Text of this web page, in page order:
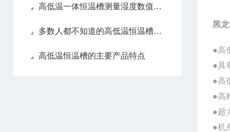
高低温一体恒温槽测量湿度数值错误该如何解决
多数人都不知道的高低温恒温槽优势
高低温恒温槽的主要产品特点
黑
●高
●具
●高
●高
●超
●机